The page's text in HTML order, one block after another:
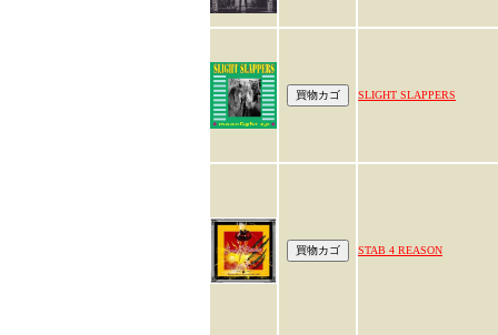
SLIGHT SLAPPERS
STAB 4 REASON